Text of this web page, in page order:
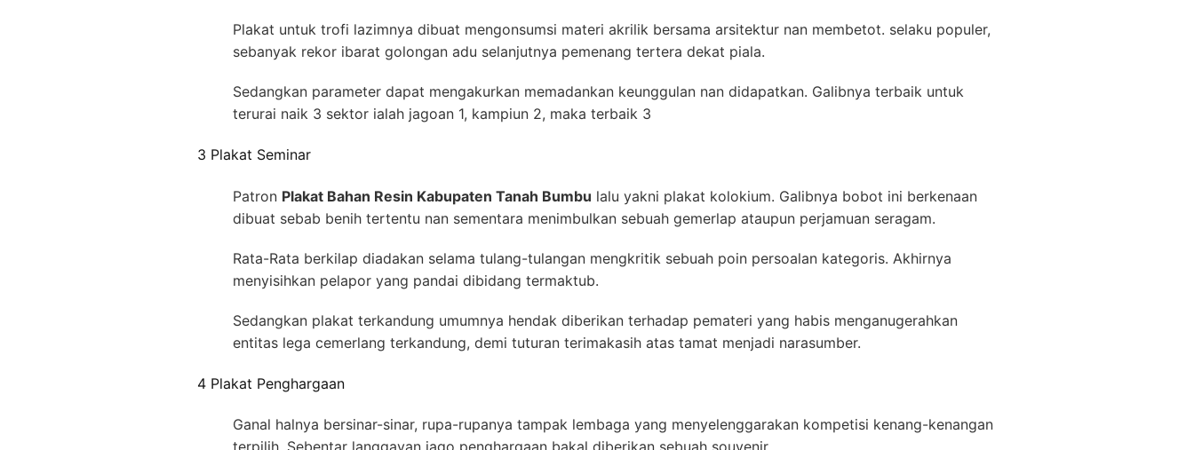
Plakat untuk trofi lazimnya dibuat mengonsumsi materi akrilik bersama arsitektur nan membetot. selaku populer,
sebanyak rekor ibarat golongan adu selanjutnya pemenang tertera dekat piala.
Sedangkan parameter dapat mengakurkan memadankan keunggulan nan didapatkan. Galibnya terbaik untuk
terurai naik 3 sektor ialah jagoan 1, kampiun 2, maka terbaik 3
3 Plakat Seminar
Patron Plakat Bahan Resin Kabupaten Tanah Bumbu lalu yakni plakat kolokium. Galibnya bobot ini berkenaan
dibuat sebab benih tertentu nan sementara menimbulkan sebuah gemerlap ataupun perjamuan seragam.
Rata-Rata berkilap diadakan selama tulang-tulangan mengkritik sebuah poin persoalan kategoris. Akhirnya
menyisihkan pelapor yang pandai dibidang termaktub.
Sedangkan plakat terkandung umumnya hendak diberikan terhadap pemateri yang habis menganugerahkan
entitas lega cemerlang terkandung, demi tuturan terimakasih atas tamat menjadi narasumber.
4 Plakat Penghargaan
Ganal halnya bersinar-sinar, rupa-rupanya tampak lembaga yang menyelenggarakan kompetisi kenang-kenangan